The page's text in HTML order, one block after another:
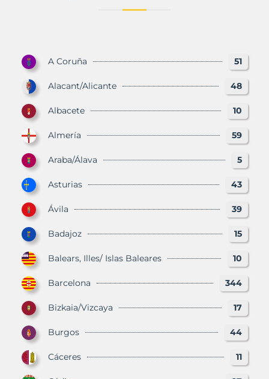
A Coruña 51
Alacant/Alicante 48
Albacete 10
Almería 59
Araba/Álava 5
Asturias 43
Ávila 39
Badajoz 15
Balears, Illes/ Islas Baleares 10
Barcelona 344
Bizkaia/Vizcaya 17
Burgos 44
Cáceres 11